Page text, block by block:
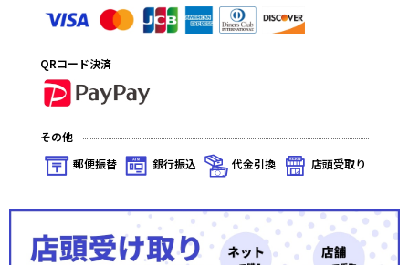
QRコード決済
その他
郵便振替
銀行振込 代金引換 店頭受取り